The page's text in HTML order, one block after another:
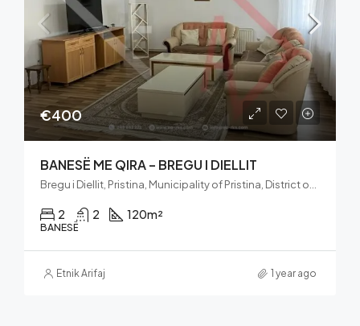
€400
BANESË ME QIRA – BREGU I DIELLIT
Bregu i Diellit, Pristina, Municipality of Pristina, District of Prishtina, 10060, Kosovo
2 2 120m²
BANESË
Etnik Arifaj 1 year ago